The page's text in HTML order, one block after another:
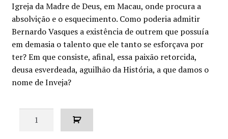
Igreja da Madre de Deus, em Macau, onde procura a
absolvição e o esquecimento. Como poderia admitir
Bernardo Vasques a existência de outrem que possuía
em demasia o talento que ele tanto se esforçava por
ter? Em que consiste, afinal, essa paixão retorcida,
deusa esverdeada, aguilhão da História, a que damos o
nome de Inveja?